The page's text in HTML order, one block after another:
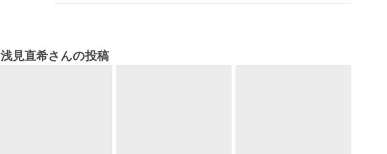
浅見直希さんの投稿